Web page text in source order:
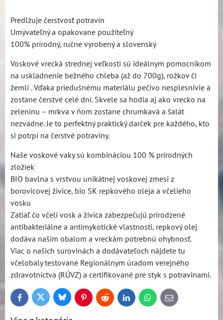
Predlžuje čerstvosť potravín
Umývateľný a opakovane použiteľný
100% prírodný, ručne vyrobený a slovenský
Voskové vrecká strednej veľkosti sú ideálnym pomocníkom
na uskladnenie bežného chleba (až do 700g), rožkov či
žemlí . Vďaka priedušnému materiálu pečivo nesplesnivie a
zostane čerstvé celé dni. Skvele sa hodia aj ako vrecko na
zeleninu – mrkva v ňom zostane chrumkavá a šalát
nezvädne. Je to perfektný praktický darček pre každého, kto
si potrpí na čerstvé potraviny.
Naše voskové vaky sú kombináciou 100 % prírodných
zložiek
BIO bavlna s vrstvou unikátnej voskovej zmesi z
borovicovej živice, bio SK repkového oleja a včelieho
vosku
Zatiaľ čo včelí vosk a živica zabezpečujú prirodzené
antibakteriálne a antimykotické vlastnosti, repkový olej
dodáva našim obalom a vreckám potrebnú ohybnosť.
Viac o našich surovinách a dodávateľoch nájdete tu
včelobaly testované Regionálnym úradom verejného
zdravotníctva (RÚVZ) a certifikované pre styk s potravinami.
FacebookTwitter BlueskyPinterestReddit LinkedInWhatsApp
E-
mail